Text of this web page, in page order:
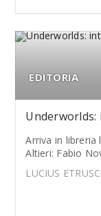
EDITORIA
Underworlds:
Arriva in libreria
Altieri: Fabio
LUCIUS